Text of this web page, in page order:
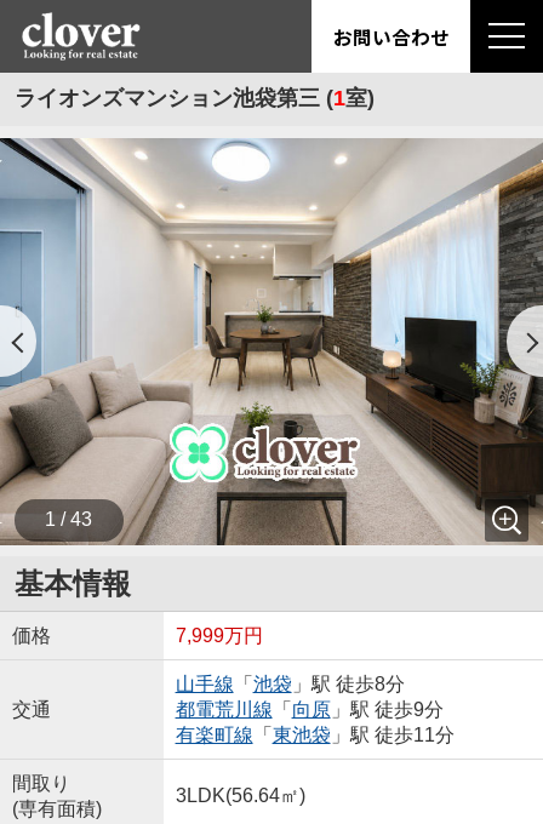
お問い合わせ
ライオンズマンション池袋第三 (1室)
1 / 43
基本情報
価格 7,999万円
交通
山手線 「 池袋 」駅 徒歩8分
都電荒川線 「 向原」駅 徒歩9分
有楽町線 「 東池袋 」駅 徒歩11分
間取り
(専有面積)
3LDK(56.64㎡)